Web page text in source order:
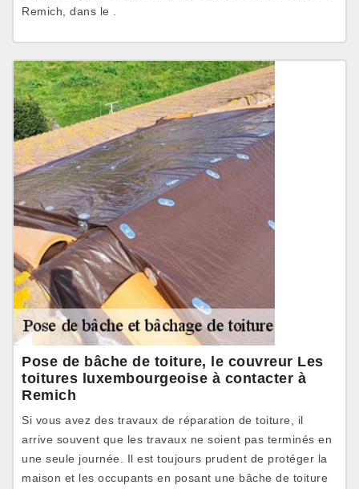
Remich, dans le .
Pose de bâche de toiture, le couvreur Les
toitures luxembourgeoise à contacter à
Remich
Si vous avez des travaux de réparation de toiture, il
arrive souvent que les travaux ne soient pas terminés en
une seule journée. Il est toujours prudent de protéger la
maison et les occupants en posant une bâche de toiture